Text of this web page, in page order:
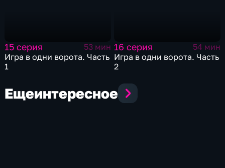
15 серия
53 мин
Игра в одни ворота. Часть
1
16 серия
54 мин
Игра в одни ворота. Часть
2
Ещеинтересное